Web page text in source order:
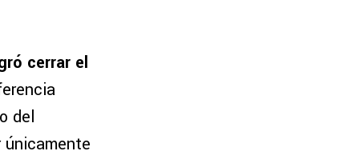
cerrar el
del